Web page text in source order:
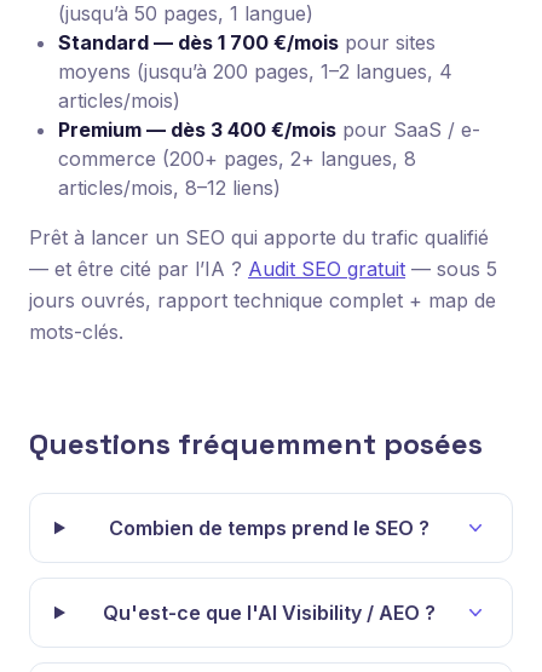
(jusqu’à 50 pages, 1 langue)
Standard — dès 1 700 €/mois pour sites
moyens (jusqu’à 200 pages, 1–2 langues, 4
articles/mois)
Premium — dès 3 400 €/mois pour SaaS / e-
commerce (200+ pages, 2+ langues, 8
articles/mois, 8–12 liens)
Prêt à lancer un SEO qui apporte du trafic qualifié
— et être cité par l’IA ? Audit SEO gratuit — sous 5
jours ouvrés, rapport technique complet + map de
mots-clés.
Questions fréquemment posées
Combien de temps prend le SEO ?
Qu'est-ce que l'AI Visibility / AEO ?